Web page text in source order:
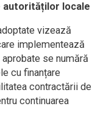
autorităților locale
vizează
implementează
se numără
cu finanțare
contractării de
continuarea